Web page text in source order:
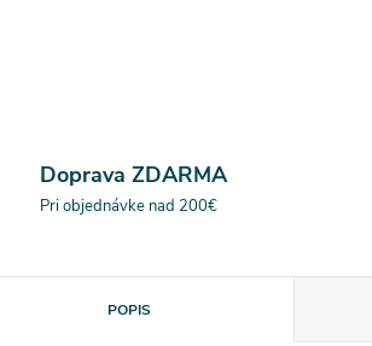
Doprava ZDARMA
Pri objednávke nad 200€
POPIS